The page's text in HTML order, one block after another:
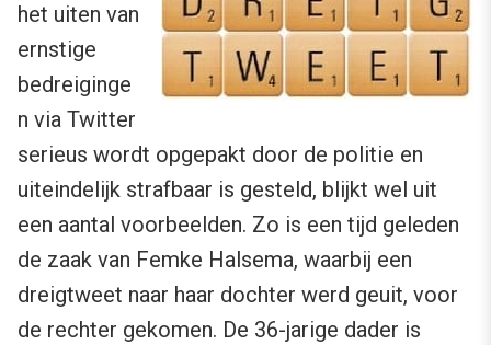
het uiten van
ernstige
bedreiginge
n via Twitter
serieus wordt opgepakt door de politie en
uiteindelijk strafbaar is gesteld, blijkt wel uit
een aantal voorbeelden. Zo is een tijd geleden
de zaak van Femke Halsema, waarbij een
dreigtweet naar haar dochter werd geuit, voor
de rechter gekomen. De 36-jarige dader is